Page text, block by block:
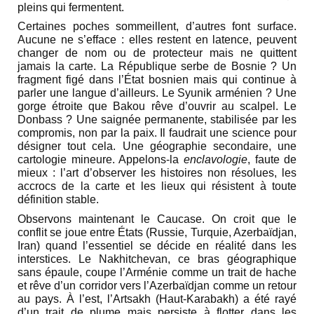
pleins qui fermentent.
Certaines poches sommeillent, d’autres font surface.
Aucune ne s’efface : elles restent en latence, peuvent
changer de nom ou de protecteur mais ne quittent
jamais la carte. La République serbe de Bosnie ? Un
fragment figé dans l’État bosnien mais qui continue à
parler une langue d’ailleurs. Le Syunik arménien ? Une
gorge étroite que Bakou rêve d’ouvrir au scalpel. Le
Donbass ? Une saignée permanente, stabilisée par les
compromis, non par la paix. Il faudrait une science pour
désigner tout cela. Une géographie secondaire, une
cartologie mineure. Appelons-la enclavologie, faute de
mieux : l’art d’observer les histoires non résolues, les
accrocs de la carte et les lieux qui résistent à toute
définition stable.
Observons maintenant le Caucase. On croit que le
conflit se joue entre États (Russie, Turquie, Azerbaïdjan,
Iran) quand l’essentiel se décide en réalité dans les
interstices. Le Nakhitchevan, ce bras géographique
sans épaule, coupe l’Arménie comme un trait de hache
et rêve d’un corridor vers l’Azerbaïdjan comme un retour
au pays. À l’est, l’Artsakh (Haut-Karabakh) a été rayé